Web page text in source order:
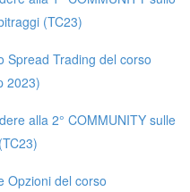
(TC23)
Spread Trading del corso
2023)
alla 2° COMMUNITY sulle
Opzioni del corso